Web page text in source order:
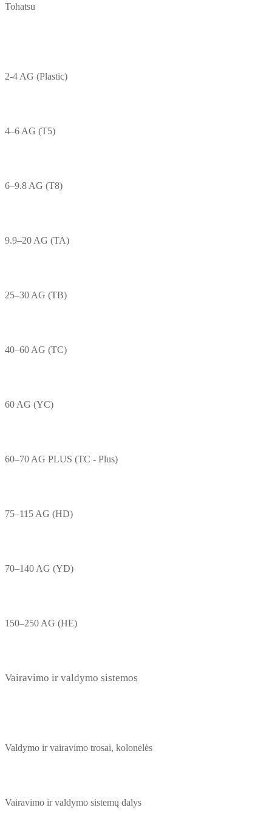
Tohatsu
2-4 AG (Plastic)
4–6 AG (T5)
6–9.8 AG (T8)
9.9–20 AG (TA)
25–30 AG (TB)
40–60 AG (TC)
60 AG (YC)
60–70 AG PLUS (TC - Plus)
75–115 AG (HD)
70–140 AG (YD)
150–250 AG (HE)
Vairavimo ir valdymo sistemos
Valdymo ir vairavimo trosai, kolonėlės
Vairavimo ir valdymo sistemų dalys